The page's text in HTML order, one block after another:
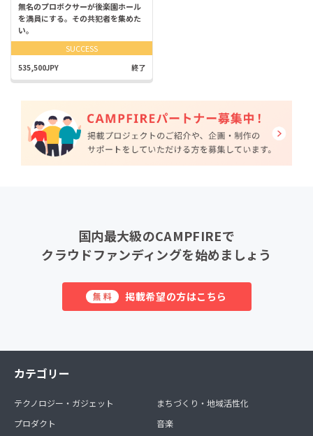
無名のプロボクサーが後楽園ホール
を満員にする。その共犯者を集めた
い。
SUCCESS
535,500JPY 終了
国内最大級のCAMPFIREで
クラウドファンディングを始めましょう
無料 掲載希望の方はこちら
カテゴリー
テクノロジー・ガジェット
プロダクト
まちづくり・地域活性化
音楽